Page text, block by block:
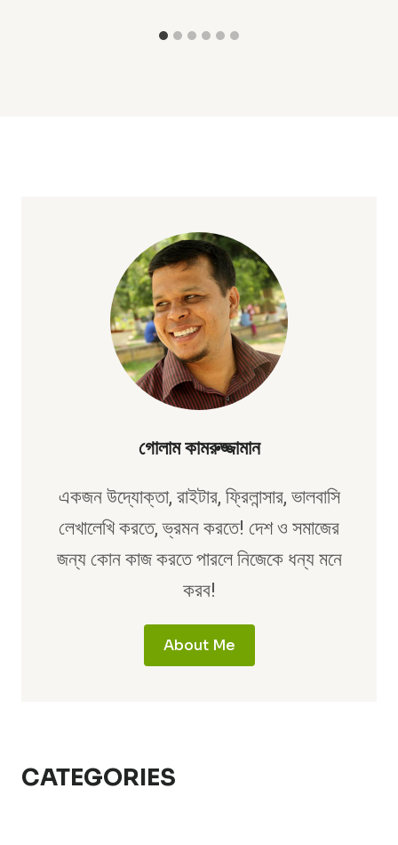
গোলাম কামরুজ্জামান
একজন উদ্যোক্তা, রাইটার, ফ্রিলান্সার, ভালবাসি
লেখালেখি করতে, ভ্রমন করতে! দেশ ও সমাজের
জন্য কোন কাজ করতে পারলে নিজেকে ধন্য মনে
করব!
About Me
CATEGORIES